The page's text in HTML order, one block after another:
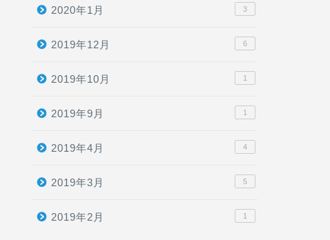
2020年1月 3
2019年12月 6
2019年10月 1
2019年9月 1
2019年4月 4
2019年3月 5
2019年2月 1